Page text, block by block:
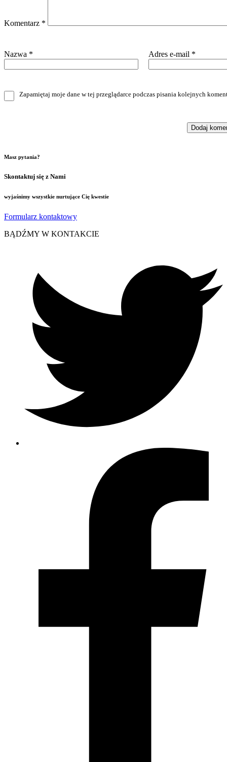
Komentarz *
Nazwa * Adres e-mail *
Zapamiętaj moje dane w tej przeglądarce podczas pisania kolejnych
Masz pytania?
Skontaktuj się z Nami
wyjaśnimy wszystkie nurtujące Cię kwestie
Formularz kontaktowy
BĄDŹMY W KONTAKCIE